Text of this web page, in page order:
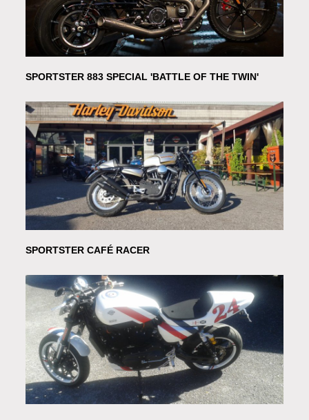
SPORTSTER 883 SPECIAL 'BATTLE OF THE TWIN'
SPORTSTER CAFÉ RACER